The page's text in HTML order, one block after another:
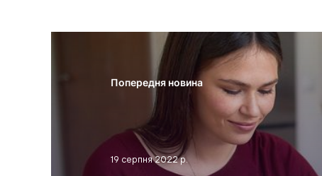
Попередня новина
19 серпня 2022 р.